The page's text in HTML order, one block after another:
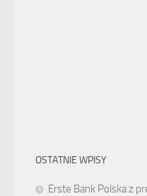
OSTATNIE WPISY
Erste Bank Polska z